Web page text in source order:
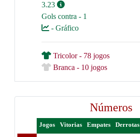
3.23
Gols contra - 1
- Gráfico
Tricolor - 78 jogos
Branca - 10 jogos
Números
Jogos Vitorias Empates Derrotas